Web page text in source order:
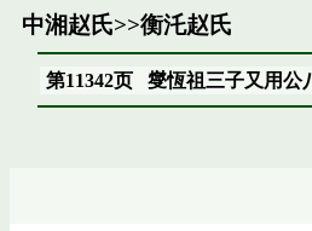
中湘赵氏>>衡汑赵氏
第11342页燮恆祖三子又用公